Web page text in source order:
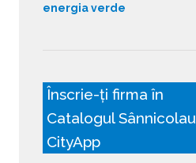
energia verde
Înscrie-ți firma în
Catalogul Sânnicolau
CityApp